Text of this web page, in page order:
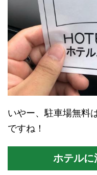
いやー、駐車場無料
ですね！
ホテルに